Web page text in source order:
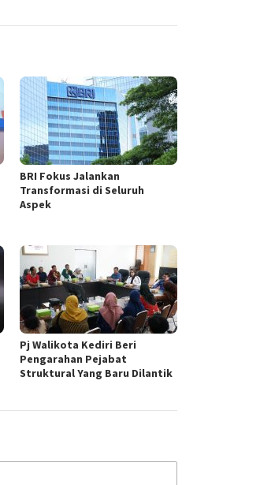
BRI Fokus Jalankan
Transformasi di Seluruh
Aspek
Pj Walikota Kediri Beri
Pengarahan Pejabat
Struktural Yang Baru Dilantik